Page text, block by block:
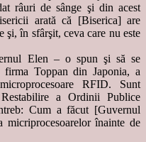
râuri de sânge şi din acest
arată că [Biserica] are
în sfârşit, ceva care nu este
Elen – o spun şi să se
Toppan din Japonia, a
RFID. Sunt
a Ordinii Publice
Cum a făcut [Guvernul
micriprocesoarelor înainte de